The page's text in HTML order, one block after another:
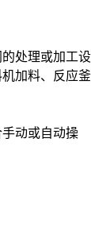
处理或加工设
加料、反应釜
动或自动操